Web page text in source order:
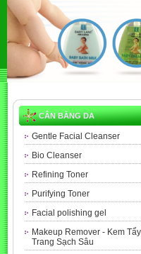
CÂN BẰNG DA
Gentle Facial Cleanser
Bio Cleanser
Refining Toner
Purifying Toner
Facial polishing gel
Makeup Remover - Kem Tẩy
Trang Sạch Sâu